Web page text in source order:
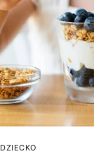
DZIECKO